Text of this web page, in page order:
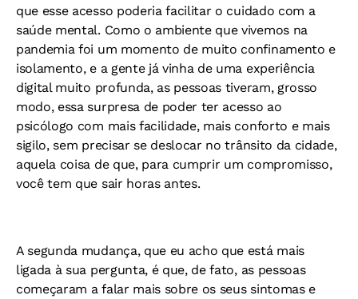
que esse acesso poderia facilitar o cuidado com a
saúde mental. Como o ambiente que vivemos na
pandemia foi um momento de muito confinamento e
isolamento, e a gente já vinha de uma experiência
digital muito profunda, as pessoas tiveram, grosso
modo, essa surpresa de poder ter acesso ao
psicólogo com mais facilidade, mais conforto e mais
sigilo, sem precisar se deslocar no trânsito da cidade,
aquela coisa de que, para cumprir um compromisso,
você tem que sair horas antes.
A segunda mudança, que eu acho que está mais
ligada à sua pergunta, é que, de fato, as pessoas
começaram a falar mais sobre os seus sintomas e